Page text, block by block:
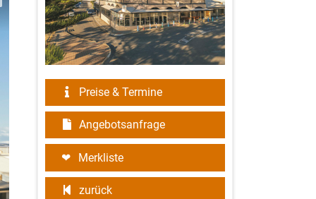
Preise & Termine
Angebotsanfrage
Merkliste
zurück